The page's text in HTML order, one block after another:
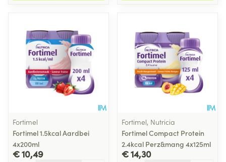
Fortimel
Fortimel 1.5kcal Aardbei
4x200ml
€ 10,49
Fortimel, Nutricia
Fortimel Compact Protein
2.4kcal Perz&mang 4x125ml
€ 14,30